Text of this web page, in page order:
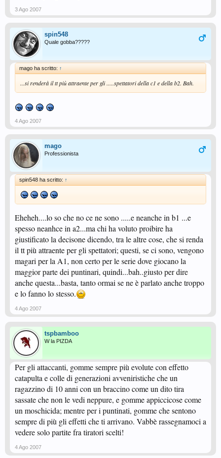
3 Ago 2007
spin548
Quale gobba?????
mago ha scritto: ↑
...si renderà il tt più attraente per gli .....spettatori della c1 e della b2. Bah.
4 Ago 2007
mago
Professionista
spin548 ha scritto: ↑
Eheheh....lo so che no ce ne sono .....e neanche in b1 ...e
spesso neanhce in a2...ma chi ha voluto proibire ha
giustificato la decisone dicendo, tra le altre cose, che si renda
il tt più attraente per gli spettatori; questi, se ci sono, vengono
magari per la A1, non certo per le serie dove giocano la
maggior parte dei puntinari, quindi...bah..giusto per dire
anche questa...basta, tanto ormai se ne è parlato anche troppo
e lo fanno lo stesso.
4 Ago 2007
tspbamboo
W la PIZDA
Per gli attaccanti, gomme sempre più evolute con effetto
catapulta e colle di generazioni avveniristiche che un
ragazzino di 10 anni con un braccino come un dito tira
sassate che non le vedi neppure, e gomme appiccicose come
un moschicida; mentre per i puntinati, gomme che sentono
sempre di più gli effetti che ti arrivano. Vabbè rassegnamoci a
vedere solo partite fra tiratori scelti!
4 Ago 2007